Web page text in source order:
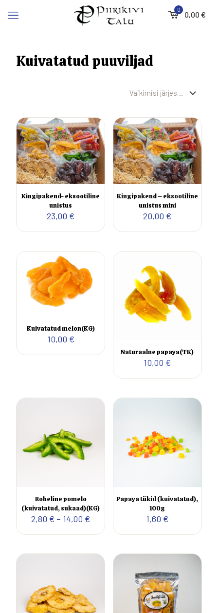
0
0,00 €
Kuivatatud puuviljad
Kingipakend- eksootiline
unistus
23,00 €
Kingipakend – eksootiline
unistus mini
20,00 €
Kuivatatud melon(KG)
10,00 €
Naturaalne papaya(TK)
10,00 €
Roheline pomelo
(kuivatatud, sukaad)(KG)
2,80 € – 14,00 €
2,80 €
kuni
Papaya tükid (kuivatatud),
100g
1,60 €